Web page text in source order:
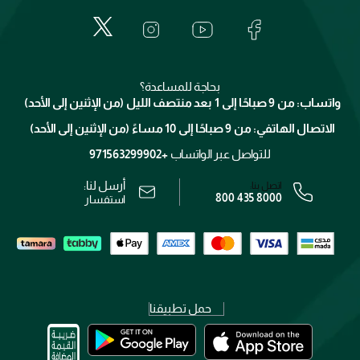
الإرجاع
خدمات المعارض
برنامج الولاء ميوز
الوظائف
الشروط و الأحكام
رقم السجل التجاري: 7013320481 — صادر من وزارة التجارة
بحاجة للمساعدة؟
واتساب: من 9 صباحًا إلى 1 بعد منتصف الليل (من الإثنين إلى الأحد)
الاتصال الهاتفي: من 9 صباحًا إلى 10 مساءً (من الإثنين إلى الأحد)
للتواصل عبر الواتساب +971563299902
اتصل بنا:
800 435 8000
أرسل لنا:
استفسار
حمل تطبيقنا